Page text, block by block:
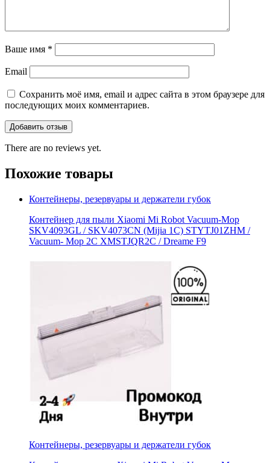
Ваше имя *
Email
Сохранить моё имя, email и адрес сайта в этом браузере для
последующих моих комментариев.
There are no reviews yet.
Похожие товары
Контейнеры, резервуары и держатели губок
Контейнер для пыли Xiaomi Mi Robot Vacuum-Mop
SKV4093GL / SKV4073CN (Mijia 1C) STYTJ01ZHM /
Vacuum- Mop 2C XMSTJQR2C / Dreame F9
Контейнеры, резервуары и держатели губок